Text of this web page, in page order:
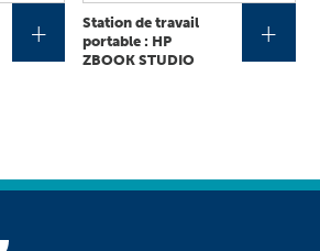
+
Station de travail
portable : HP
ZBOOK STUDIO
+